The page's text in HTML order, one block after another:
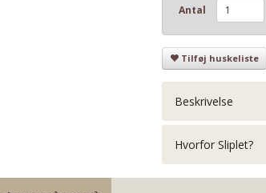
Antal
Tilføj huskeliste
Beskrivelse
Hvorfor Sliplet?